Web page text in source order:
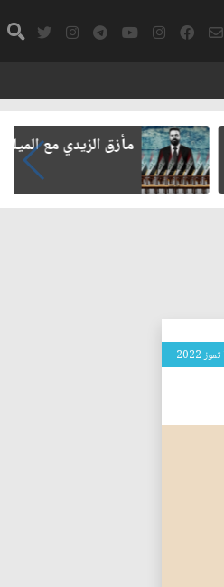
مأزق الزيدي مع الميليشيات